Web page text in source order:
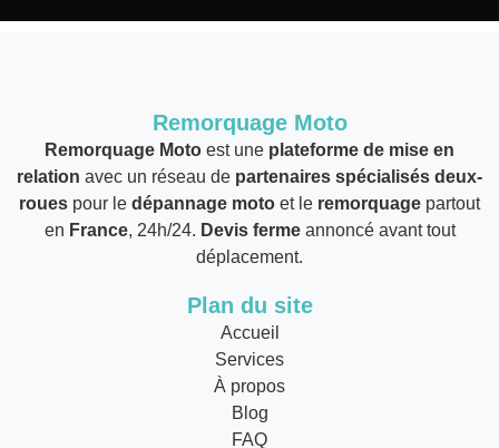
Remorquage Moto
Remorquage Moto est une plateforme de mise en
relation avec un réseau de partenaires spécialisés deux-
roues pour le dépannage moto et le remorquage partout
en France, 24h/24. Devis fermeannoncé avant tout
déplacement.
Plan du site
Accueil
Services
À propos
Blog
FAQ